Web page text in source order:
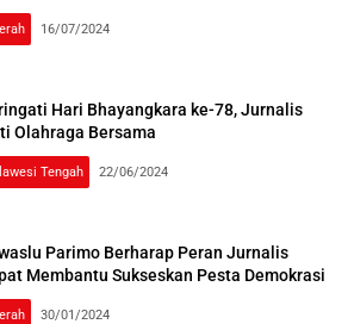
16/07/2024
Hari Bhayangkara ke-78, Jurnalis
Olahraga Bersama
Tengah 22/06/2024
Parimo Berharap Peran Jurnalis
Membantu Sukseskan Pesta Demokrasi
30/01/2024